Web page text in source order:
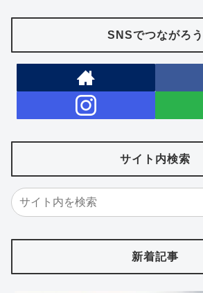
SNSでつながろう
サイト内検索
新着記事